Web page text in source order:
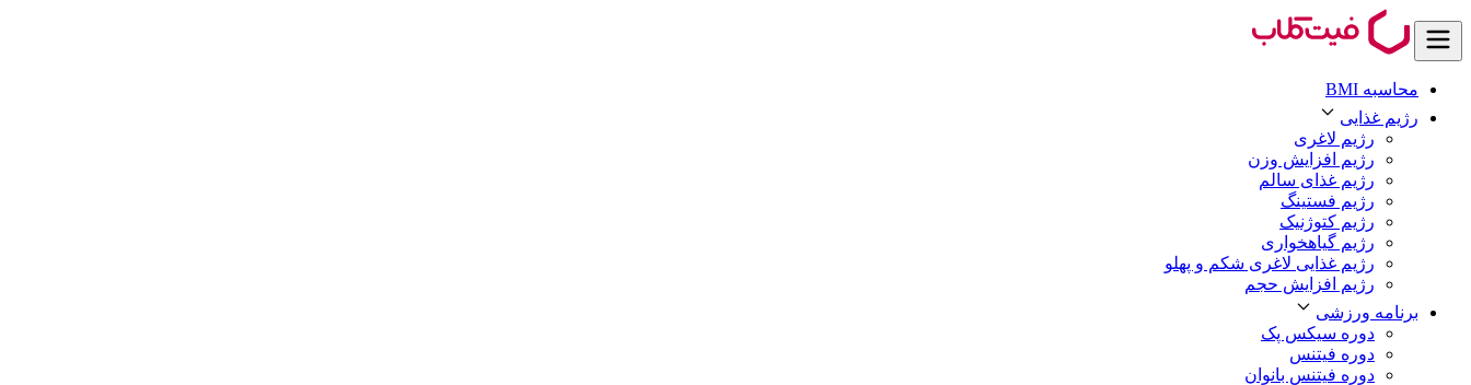
محاسبه BMI
رژیم غذایی
رژیم لاغری
رژیم افزایش وزن
رژیم غذای سالم
رژیم فستینگ
رژیم کتوژنیک
رژیم گیاهخواری
رژیم غذایی لاغری شکم و پهلو
رژیم افزایش حجم
برنامه ورزشی
دوره سیکس پک
دوره فیتنس
دوره فیتنس بانوان